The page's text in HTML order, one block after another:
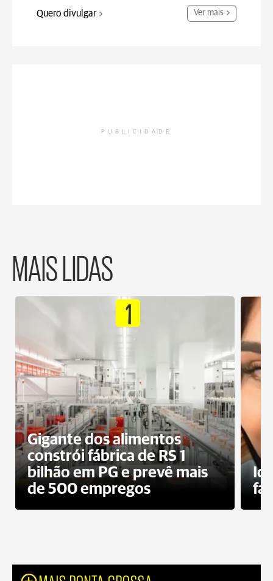
Quero divulgar Ver mais
PUBLICIDADE
MAIS LIDAS
1
Gigante dos alimentos
constrói fábrica de RS 1
bilhão em PG e prevê mais
de 500 empregos